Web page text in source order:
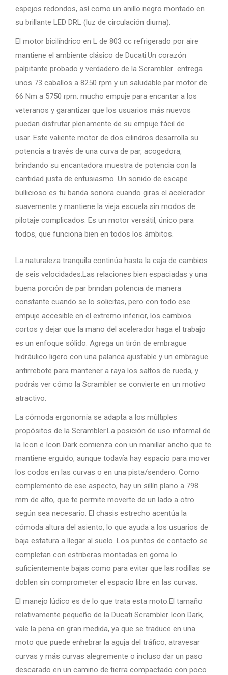
espejos redondos, así como un anillo negro montado en
su brillante LED DRL (luz de circulación diurna).
El motor bicilíndrico en L de 803 cc refrigerado por aire
mantiene el ambiente clásico de Ducati.Un corazón
palpitante probado y verdadero de la Scrambler entrega
unos 73 caballos a 8250 rpm y un saludable par motor de
66 Nm a 5750 rpm: mucho empuje para encantar a los
veteranos y garantizar que los usuarios más nuevos
puedan disfrutar plenamente de su empuje fácil de
usar. Este valiente motor de dos cilindros desarrolla su
potencia a través de una curva de par, acogedora,
brindando su encantadora muestra de potencia con la
cantidad justa de entusiasmo. Un sonido de escape
bullicioso es tu banda sonora cuando giras el acelerador
suavemente y mantiene la vieja escuela sin modos de
pilotaje complicados. Es un motor versátil, único para
todos, que funciona bien en todos los ámbitos.
La naturaleza tranquila continúa hasta la caja de cambios
de seis velocidades.Las relaciones bien espaciadas y una
buena porción de par brindan potencia de manera
constante cuando se lo solicitas, pero con todo ese
empuje accesible en el extremo inferior, los cambios
cortos y dejar que la mano del acelerador haga el trabajo
es un enfoque sólido. Agrega un tirón de embrague
hidráulico ligero con una palanca ajustable y un embrague
antirrebote para mantener a raya los saltos de rueda, y
podrás ver cómo la Scrambler se convierte en un motivo
atractivo.
La cómoda ergonomía se adapta a los múltiples
propósitos de la Scrambler.La posición de uso informal de
la Icon e Icon Dark comienza con un manillar ancho que te
mantiene erguido, aunque todavía hay espacio para mover
los codos en las curvas o en una pista/sendero. Como
complemento de ese aspecto, hay un sillín plano a 798
mm de alto, que te permite moverte de un lado a otro
según sea necesario. El chasis estrecho acentúa la
cómoda altura del asiento, lo que ayuda a los usuarios de
baja estatura a llegar al suelo. Los puntos de contacto se
completan con estriberas montadas en goma lo
suficientemente bajas como para evitar que las rodillas se
doblen sin comprometer el espacio libre en las curvas.
El manejo lúdico es de lo que trata esta moto.El tamaño
relativamente pequeño de la Ducati Scrambler Icon Dark,
vale la pena en gran medida, ya que se traduce en una
moto que puede enhebrar la aguja del tráfico, atravesar
curvas y más curvas alegremente o incluso dar un paso
descarado en un camino de tierra compactado con poco